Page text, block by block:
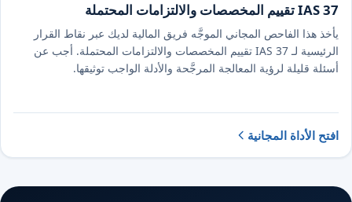
IAS 37 تقييم المخصصات والالتزامات المحتملة
يأخذ هذا الفاحص المجاني الموجَّه فريق المالية لديك عبر نقاط القرار
الرئيسية لـ IAS 37 تقييم المخصصات والالتزامات المحتملة. أجب عن
أسئلة قليلة لرؤية المعالجة المرجَّحة والأدلة الواجب توثيقها.
افتح الأداة المجانية